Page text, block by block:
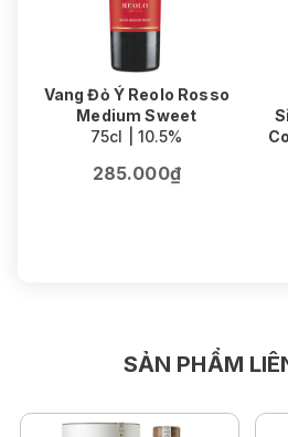
Vang Đỏ Ý Reolo Rosso
Medium Sweet
75cl | 10.5%
285.000₫
SẢN PHẨM